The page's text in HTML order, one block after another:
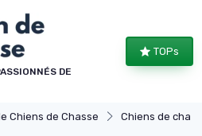
DE
TOPs
Chiens de Chasse Chiens de